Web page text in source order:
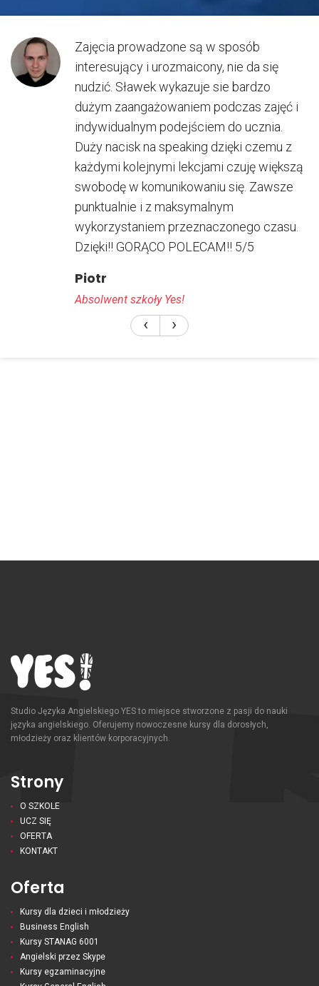
Zajęcia prowadzone są w sposób
interesujący i urozmaicony, nie da się
nudzić. Sławek wykazuje sie bardzo
dużym zaangażowaniem podczas zajęć i
indywidualnym podejściem do ucznia.
Duży nacisk na speaking dzięki czemu z
każdymi kolejnymi lekcjami czuję większą
swobodę w komunikowaniu się. Zawsze
punktualnie i z maksymalnym
wykorzystaniem przeznaczonego czasu.
Dzięki!! GORĄCO POLECAM!! 5/5
Piotr
Absolwent szkoły Yes!
‹ ›
Studio Języka Angielskiego YES to miejsce stworzone z pasji do nauki
języka angielskiego. Oferujemy nowoczesne kursy dla dorosłych,
młodzieży oraz klientów korporacyjnych.
Strony
O SZKOLE
UCZ SIĘ
OFERTA
KONTAKT
Oferta
Kursy dla dzieci i młodzieży
Business English
Kursy STANAG 6001
Angielski przez Skype
Kursy egzaminacyjne